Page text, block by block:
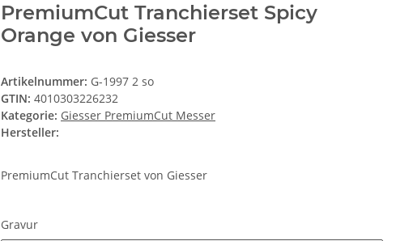
PremiumCut Tranchierset Spicy
Orange von Giesser
Artikelnummer: G-1997 2 so
GTIN: 4010303226232
Kategorie: Giesser PremiumCut Messer
Hersteller:
PremiumCut Tranchierset von Giesser
Gravur